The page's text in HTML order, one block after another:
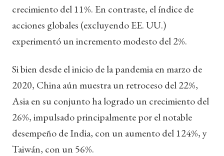
crecimiento del 11%. En contraste, el índice de
acciones globales (excluyendo EE. UU.)
experimentó un incremento modesto del 2%.
Si bien desde el inicio de la pandemia en marzo de
2020, China aún muestra un retroceso del 22%,
Asia en su conjunto ha logrado un crecimiento del
26%, impulsado principalmente por el notable
desempeño de India, con un aumento del 124%, y
Taiwán, con un 56%.